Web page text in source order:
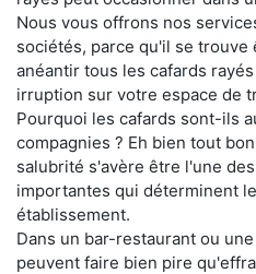
Nous vous offrons nos
sociétés, parce qu'il se
anéantir tous les cafards
irruption sur votre espace de
Pourquoi les cafards sont-ils
compagnies ? Eh bien tout
salubrité s'avère être l'une
importantes qui déterminent
établissement.
Dans un bar-restaurant ou
peuvent faire bien pire